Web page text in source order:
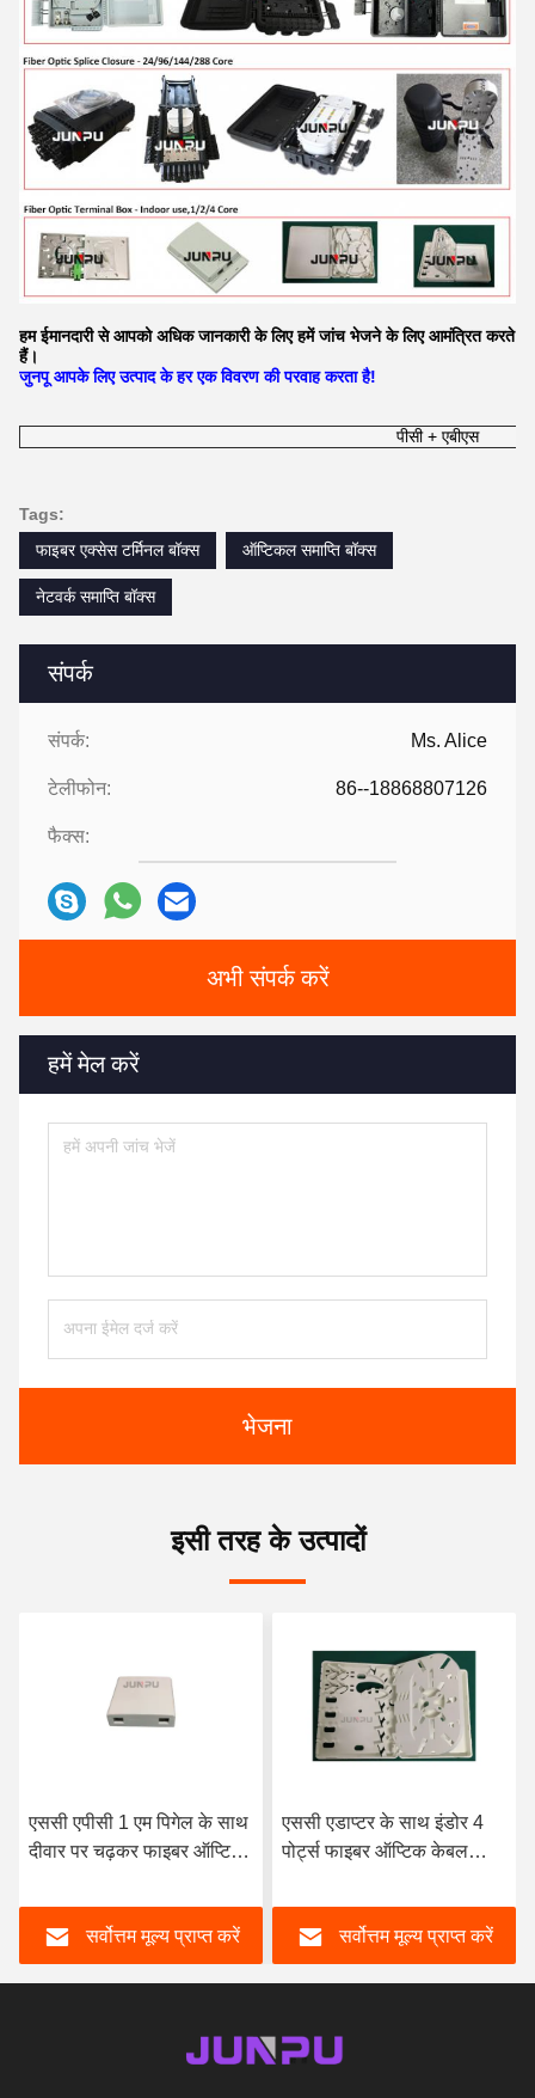
संपर्क
संपर्क: Ms. Alice
टेलीफोन: 86--18868807126
फैक्स:
अभी संपर्क करें
हमें मेल करें
भेजना
हम ईमानदारी से आपको अधिक जानकारी के लिए हमें जांच भेजने के लिए आमंत्रित करते
हैं।
जुनपू आपके लिए उत्पाद के हर एक विवरण की परवाह करता है!
पीसी + एबीएस
Tags:
फाइबर एक्सेस टर्मिनल बॉक्स
ऑप्टिकल समाप्ति बॉक्स
नेटवर्क समाप्ति बॉक्स
इसी तरह के उत्पादों
एससी एपीसी 1 एम पिगेल के साथ
दीवार पर चढ़कर फाइबर ऑप्टिक
सर्वोत्तम मूल्य प्राप्त करें
एससी एडाप्टर के साथ इंडोर 4
पोर्ट्स फाइबर ऑप्टिक केबल
सर्वोत्तम मूल्य प्राप्त करें